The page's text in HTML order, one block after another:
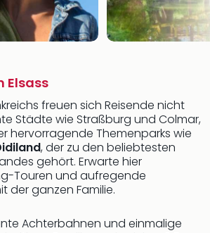
Elsass
freuen sich Reisende nicht
Städte wie Straßburg und Colmar,
hervorragende Themenparks wie
, der zu den beliebtesten
gehört. Erwarte hier
Touren und aufregende
der ganzen Familie.
Achterbahnen und einmalige